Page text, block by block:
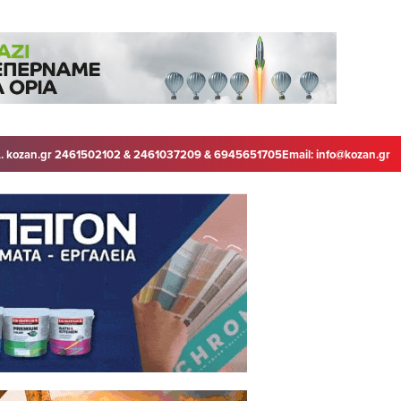
kozan.gr 2461502102 & 2461037209 & 6945651705Email:info@kozan.gr